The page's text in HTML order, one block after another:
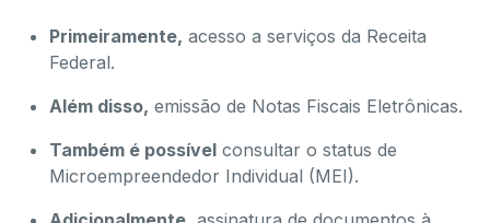
Primeiramente, acesso a serviços da Receita
Federal.
Além disso, emissão de Notas Fiscais Eletrônicas.
Também é possível consultar o status de
Microempreendedor Individual (MEI).